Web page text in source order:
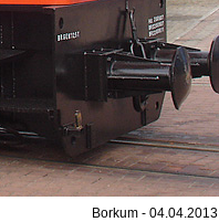
Borkum - 04.04.2013